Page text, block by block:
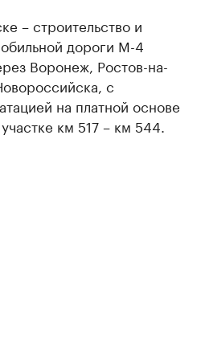
– строительство и
дороги М-4
Воронеж, Ростов-на-
с
на платной основе
км 517 – км 544.